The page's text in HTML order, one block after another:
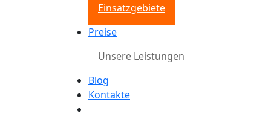
Einsatzgebiete
Preise
Unsere Leistungen
Blog
Kontakte